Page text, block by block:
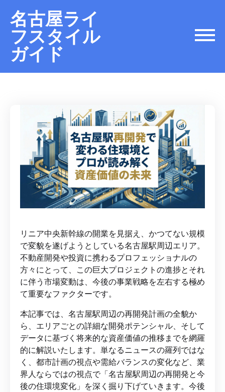
名古屋ライ
フスタイル
ガイド
リニア中央新幹線の開業を見据え、かつてない規模
で変貌を遂げようとしている名古屋駅周辺エリア。
不動産開発や投資に携わるプロフェッショナルの
方々にとって、この巨大プロジェクトの進捗とそれ
に伴う市場変動は、今後の事業戦略を左右する極め
て重要なファクターです。
本記事では、名古屋駅周辺の再開発計画の全貌か
ら、エリアごとの詳細な開発ポテンシャル、そして
データに基づく将来的な資産価値の推移までを網羅
的に解説いたします。単なるニュースの羅列ではな
く、都市計画の視点や需給バランスの変化など、業
界人ならではの視点で「名古屋駅周辺の再開発と今
後の住環境変化」を深く掘り下げていきます。今後